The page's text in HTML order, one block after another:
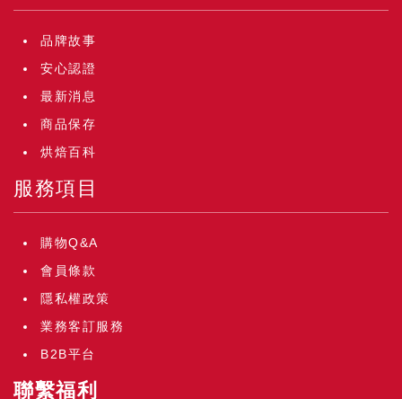
品牌故事
安心認證
最新消息
商品保存
烘焙百科
服務項目
購物Q&A
會員條款
隱私權政策
業務客訂服務
B2B平台
聯繫福利